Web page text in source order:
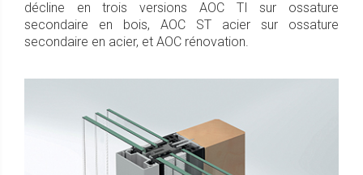
décline en trois versions AOC TI sur ossature
secondaire en bois, AOC ST acier sur ossature
secondaire en acier, et AOC rénovation.